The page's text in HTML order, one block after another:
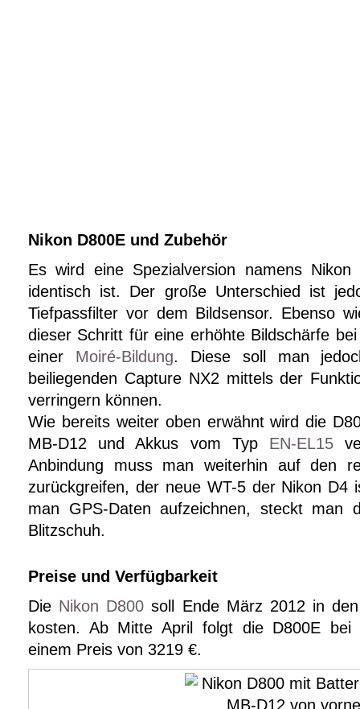
Nikon D800E und Zubehör
Es wird eine Spezialversion namens
identisch ist. Der große Unterschied ist
Tiefpassfilter vor dem Bildsensor. Ebenso
dieser Schritt für eine erhöhte Bildschärfe
einer Moiré-Bildung. Diese soll man
beiliegenden Capture NX2 mittels der
verringern können.
Wie bereits weiter oben erwähnt wird die
MB-D12 und Akkus vom Typ EN-EL15
Anbindung muss man weiterhin auf den
zurückgreifen, der neue WT-5 der Nikon D4
man GPS-Daten aufzeichnen, steckt man
Blitzschuh.
Preise und Verfügbarkeit
Die Nikon D800 soll Ende März 2012 in
kosten. Ab Mitte April folgt die D800E bei
einem Preis von 3219 €.